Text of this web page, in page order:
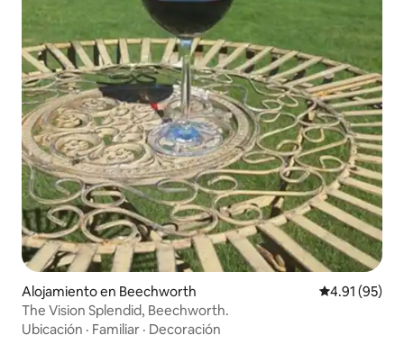
Alojamiento en Beechworth Calificación
4.91 (95)
The Vision Splendid, Beechworth.
Ubicación · Familiar · Decoración